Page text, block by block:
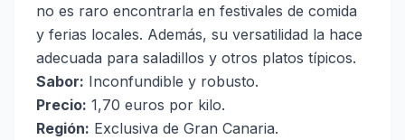
no es raro encontrarla en festivales de comida
y ferias locales. Además, su versatilidad la hace
adecuada para saladillos y otros platos típicos.
Sabor: Inconfundible y robusto.
Precio: 1,70 euros por kilo.
Región: Exclusiva de Gran Canaria.